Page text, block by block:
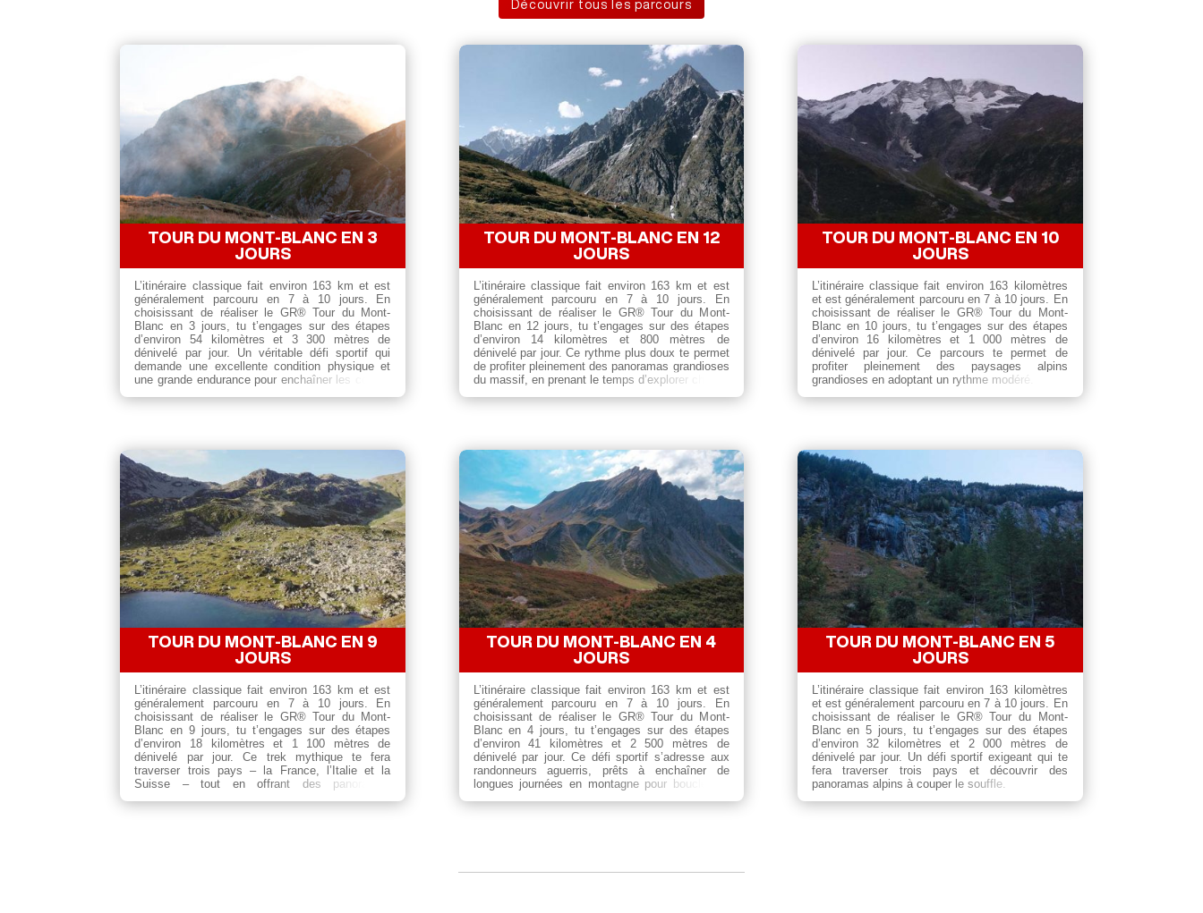
Découvrir tous les parcours
TOUR DU MONT-BLANC EN 3
JOURS
L’itinéraire classique fait environ 163 km et est
généralement parcouru en 7 à 10 jours. En
choisissant de réaliser le GR® Tour du Mont-
Blanc en 3 jours, tu t’engages sur des étapes
d’environ 54 kilomètres et 3 300 mètres de
dénivelé par jour. Un véritable défi sportif qui
demande une excellente condition physique et
une grande endurance pour enchaîner les cols et
TOUR DU MONT-BLANC EN 9
JOURS
L’itinéraire classique fait environ 163 km et est
généralement parcouru en 7 à 10 jours. En
choisissant de réaliser le GR® Tour du Mont-
Blanc en 9 jours, tu t’engages sur des étapes
d’environ 18 kilomètres et 1 100 mètres de
dénivelé par jour. Ce trek mythique te fera
traverser trois pays – la France, l’Italie et la
Suisse – tout en offrant des panoramas
TOUR DU MONT-BLANC EN 12
JOURS
L’itinéraire classique fait environ 163 km et est
généralement parcouru en 7 à 10 jours. En
choisissant de réaliser le GR® Tour du Mont-
Blanc en 12 jours, tu t’engages sur des étapes
d’environ 14 kilomètres et 800 mètres de
dénivelé par jour. Ce rythme plus doux te permet
de profiter pleinement des panoramas grandioses
du massif, en prenant le temps d’explorer chaque
TOUR DU MONT-BLANC EN 4
JOURS
L’itinéraire classique fait environ 163 km et est
généralement parcouru en 7 à 10 jours. En
choisissant de réaliser le GR® Tour du Mont-
Blanc en 4 jours, tu t’engages sur des étapes
d’environ 41 kilomètres et 2 500 mètres de
dénivelé par jour. Ce défi sportif s’adresse aux
randonneurs aguerris, prêts à enchaîner de
longues journées en montagne pour boucler ce
TOUR DU MONT-BLANC EN 10
JOURS
L’itinéraire classique fait environ 163 kilomètres
et est généralement parcouru en 7 à 10 jours. En
choisissant de réaliser le GR® Tour du Mont-
Blanc en 10 jours, tu t’engages sur des étapes
d’environ 16 kilomètres et 1 000 mètres de
dénivelé par jour. Ce parcours te permet de
profiter pleinement des paysages alpins
grandioses en adoptant un rythme modéré.
TOUR DU MONT-BLANC EN 5
JOURS
L’itinéraire classique fait environ 163 kilomètres
et est généralement parcouru en 7 à 10 jours. En
choisissant de réaliser le GR® Tour du Mont-
Blanc en 5 jours, tu t’engages sur des étapes
d’environ 32 kilomètres et 2 000 mètres de
dénivelé par jour. Un défi sportif exigeant qui te
fera traverser trois pays et découvrir des
panoramas alpins à couper le souffle.